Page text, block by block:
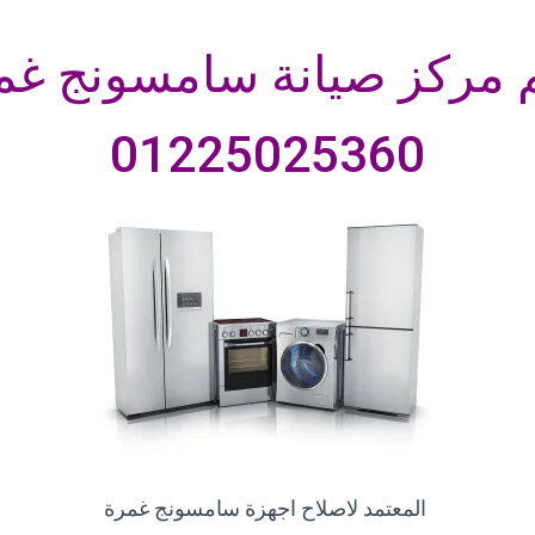
مركز صيانة سامسونج
01225025360
المعتمد لاصلاح اجهزة سامسونج غمرة